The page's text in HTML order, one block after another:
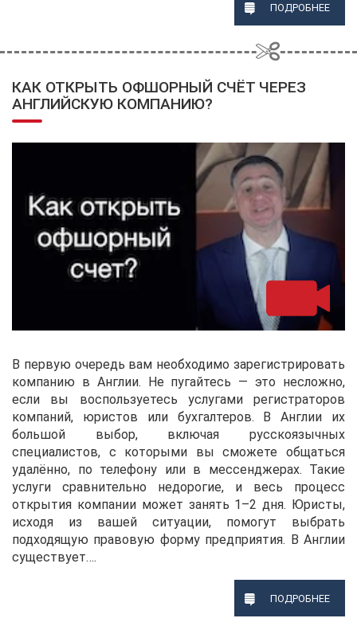
ПОДРОБНЕЕ
КАК ОТКРЫТЬ ОФШОРНЫЙ СЧЁТ ЧЕРЕЗ
АНГЛИЙСКУЮ КОМПАНИЮ?
В первую очередь вам необходимо зарегистрировать
компанию в Англии. Не пугайтесь — это несложно,
если вы воспользуетесь услугами регистраторов
компаний, юристов или бухгалтеров. В Англии их
большой выбор, включая русскоязычных
специалистов, с которыми вы сможете общаться
удалённо, по телефону или в мессенджерах. Такие
услуги сравнительно недорогие, и весь процесс
открытия компании может занять 1–2 дня. Юристы,
исходя из вашей ситуации, помогут выбрать
подходящую правовую форму предприятия. В Англии
существует….
ПОДРОБНЕЕ